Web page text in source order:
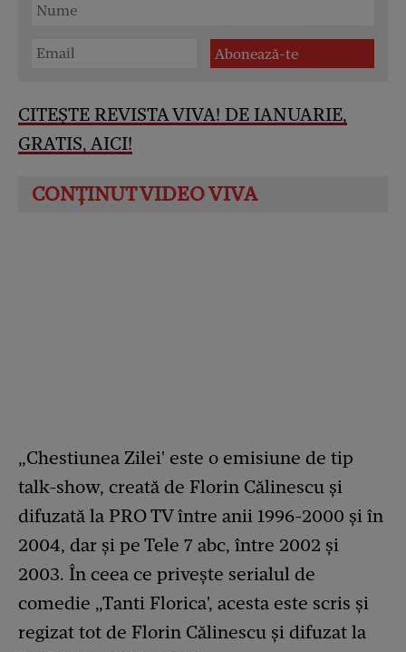
CITEȘTE REVISTA VIVA! DE IANUARIE,
GRATIS, AICI!
„Chestiunea Zilei' este o emisiune de tip
talk-show, creată de Florin Călinescu și
difuzată la PRO TV între anii 1996-2000 și în
2004, dar și pe Tele 7 abc, între 2002 și
2003. În ceea ce privește serialul de
comedie „Tanti Florica', acesta este scris și
regizat tot de Florin Călinescu și difuzat la